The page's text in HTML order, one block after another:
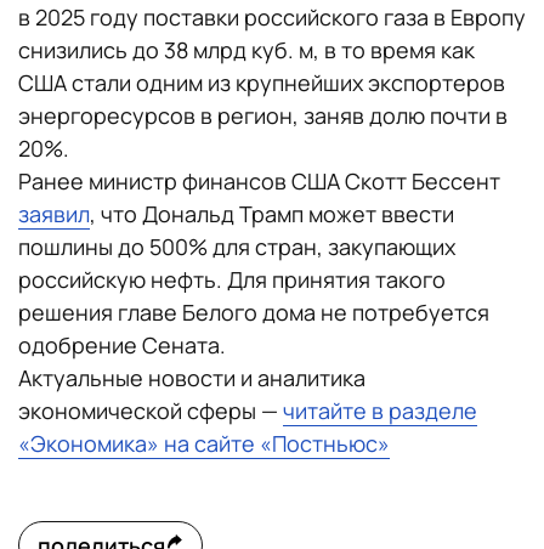
в 2025 году поставки российского газа в Европу
снизились до 38 млрд куб. м, в то время как
США стали одним из крупнейших экспортеров
энергоресурсов в регион, заняв долю почти в
20%.
Ранее министр финансов США Скотт Бессент
заявил, что Дональд Трамп может ввести
пошлины до 500% для стран, закупающих
российскую нефть. Для принятия такого
решения главе Белого дома не потребуется
одобрение Сената.
Актуальные новости и аналитика
экономической сферы — читайте в разделе
«Экономика» на сайте «Постньюс»